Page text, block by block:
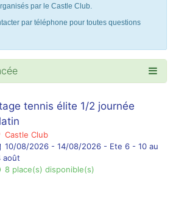
par le Castle Club.
par téléphone pour toutes questions
tennis élite 1/2 journée
Castle Club
10/08/2026 - 14/08/2026 - Ete 6 - 10 au
août
8 place(s) disponible(s)